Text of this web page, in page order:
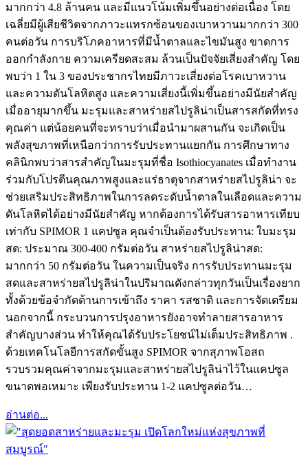
มากกว่า 4.8 ล้านคน และมีแนวโน้มเพิ่มขึ้นอย่างต่อเนื่อง โดย
เฉลี่ยมีผู้เสียชีวิตจากภาวะแทรกซ้อนของเบาหวานมากกว่า 300
คนต่อวัน การบริโภคอาหารที่มีน้ำตาลและไขมันสูง ขาดการ
ออกกำลังกาย ความเครียดสะสม ล้วนเป็นปัจจัยเสี่ยงสำคัญ โดย
พบว่า 1 ใน 3 ของประชากรไทยมีภาวะเสี่ยงต่อโรคเบาหวาน
และความดันโลหิตสูง และความเสี่ยงนี้เพิ่มขึ้นอย่างมีนัยสำคัญ
เมื่ออายุมากขึ้น มะรุมและสาหร่ายสไปรูลิน่าเป็นสารสกัดที่ทรง
คุณค่า แต่น้อยคนที่จะทราบว่าเมื่อนำมาผสานกัน จะเกิดเป็น
พลังสุขภาพที่เหนือกว่าการรับประทานแยกกัน การศึกษาทาง
คลินิกพบว่าสารสำคัญในมะรุมที่ชื่อ Isothiocyanates เมื่อทำงาน
ร่วมกับโปรตีนคุณภาพสูงและแร่ธาตุจากสาหร่ายสไปรูลิน่า จะ
ช่วยเสริมประสิทธิภาพในการลดระดับน้ำตาลในเลือดและความ
ดันโลหิตได้อย่างมีนัยสำคัญ หากต้องการได้รับสารอาหารเทียบ
เท่ากับ SPIMOR 1 แคปซูล คุณจำเป็นต้องรับประทาน: ใบมะรุม
สด: ประมาณ 300-400 กรัมต่อวัน สาหร่ายสไปรูลิน่าสด:
มากกว่า 50 กรัมต่อวัน ในความเป็นจริง การรับประทานมะรุม
สดและสาหร่ายสไปรูลิน่าในปริมาณดังกล่าวทุกวันเป็นเรื่องยาก
ทั้งด้วยข้อจำกัดด้านการเข้าถึง ราคา รสชาติ และการจัดเตรียม
นอกจากนี้ กระบวนการปรุงอาหารยังอาจทำลายสารอาหาร
สำคัญบางส่วน ทำให้คุณได้รับประโยชน์ไม่เต็มประสิทธิภาพ .
ด้วยเทคโนโลยีการสกัดขั้นสูง SPIMOR จากสุภาพโอสถ
รวบรวมคุณค่าจากมะรุมและสาหร่ายสไปรูลิน่าไว้ในแคปซูล
ขนาดพอเหมาะ เพียงรับประทาน 1-2 แคปซูลต่อวัน…
อ่านต่อ...